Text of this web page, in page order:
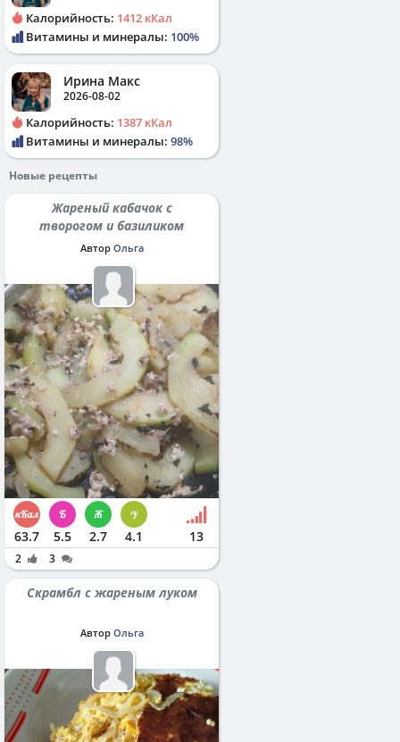
Калорийность: 1412 кКал
Витамины и минералы: 100%
Ирина Макс
2026-08-02
Калорийность: 1387 кКал
Витамины и минералы: 98%
Новые рецепты
Жареный кабачок с
творогом и базиликом
Автор Ольга
63.7 5.5 2.7 4.1 13
2 3
Скрамбл с жареным луком
Автор Ольга